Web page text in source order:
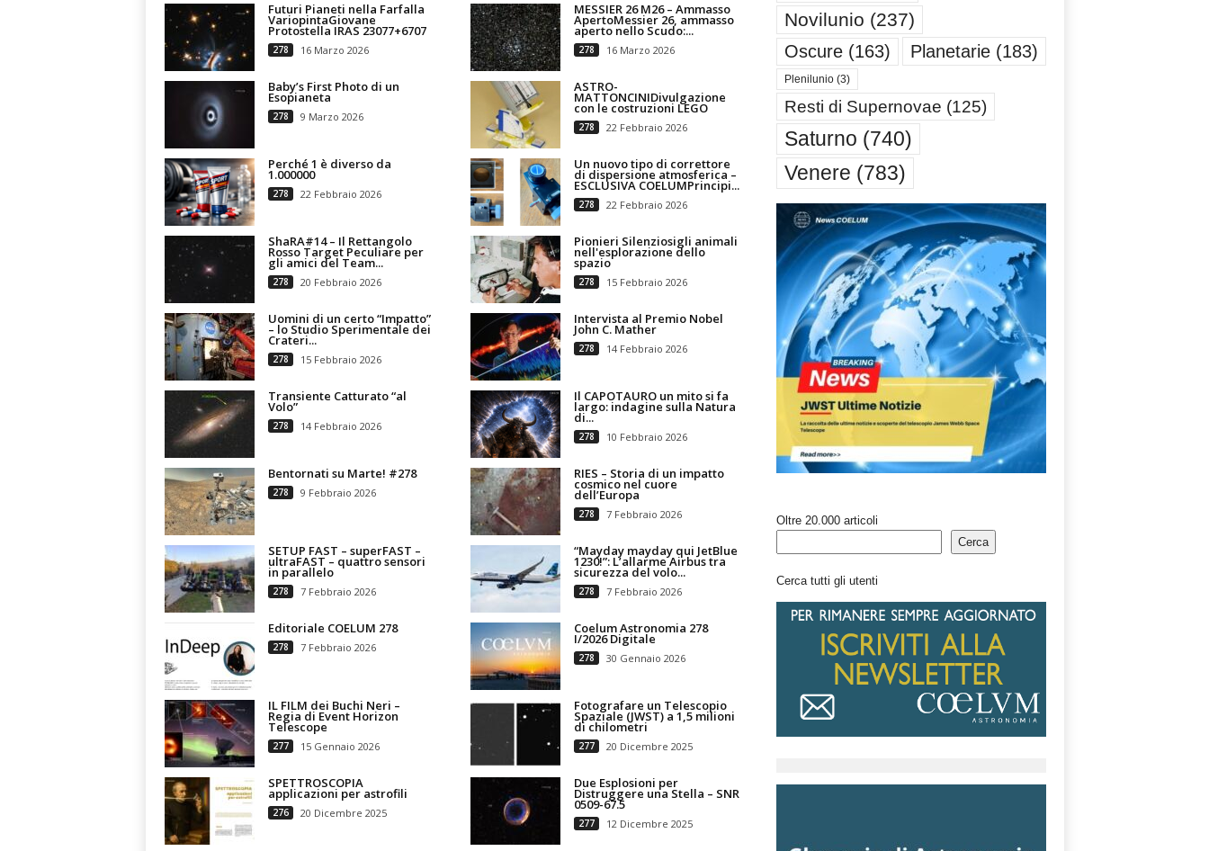
Futuri Pianeti nella Farfalla
VariopintaGiovane
Protostella IRAS 23077+6707
278 16 Marzo 2026
MESSIER 26 M26 – Ammasso
ApertoMessier 26, ammasso
aperto nello Scudo:...
278 16 Marzo 2026
Baby’s First Photo di un
Esopianeta
278 9 Marzo 2026
ASTRO-
MATTONCINIDivulgazione
con le costruzioni LEGO
278 22 Febbraio 2026
Perché 1 è diverso da
1.000000
278 22 Febbraio 2026
Un nuovo tipo di correttore
di dispersione atmosferica –
ESCLUSIVA COELUMPrincipi...
278 22 Febbraio 2026
ShaRA#14 – Il Rettangolo
Rosso Target Peculiare per
gli amici del Team...
278 20 Febbraio 2026
Pionieri Silenziosigli animali
nell'esplorazione dello
spazio
278 15 Febbraio 2026
Uomini di un certo “Impatto”
– lo Studio Sperimentale dei
Crateri...
278 15 Febbraio 2026
Intervista al Premio Nobel
John C. Mather
278 14 Febbraio 2026
Transiente Catturato “al
Volo”
278 14 Febbraio 2026
Il CAPOTAURO un mito si fa
largo: indagine sulla Natura
di...
278 10 Febbraio 2026
Bentornati su Marte! #278
278 9 Febbraio 2026
RIES – Storia di un impatto
cosmico nel cuore
dell’Europa
278 7 Febbraio 2026
SETUP FAST – superFAST –
ultraFAST – quattro sensori
in parallelo
278 7 Febbraio 2026
“Mayday mayday qui JetBlue
1230!”: L’allarme Airbus tra
sicurezza del volo...
278 7 Febbraio 2026
Editoriale COELUM 278
278 7 Febbraio 2026
Coelum Astronomia 278
I/2026 Digitale
278 30 Gennaio 2026
IL FILM dei Buchi Neri –
Regia di Event Horizon
Telescope
277 15 Gennaio 2026
Fotografare un Telescopio
Spaziale (JWST) a 1,5 milioni
di chilometri
277 20 Dicembre 2025
SPETTROSCOPIA
applicazioni per astrofili
276 20 Dicembre 2025
Due Esplosioni per
Distruggere una Stella – SNR
0509-67.5
277 12 Dicembre 2025
Novilunio (237)
Oscure(163) Planetarie(183)
Plenilunio(3)
Resti di Supernovae (125)
Saturno (740)
Venere (783)
Oltre 20.000 articoli
Cerca
Cerca tutti gli utenti